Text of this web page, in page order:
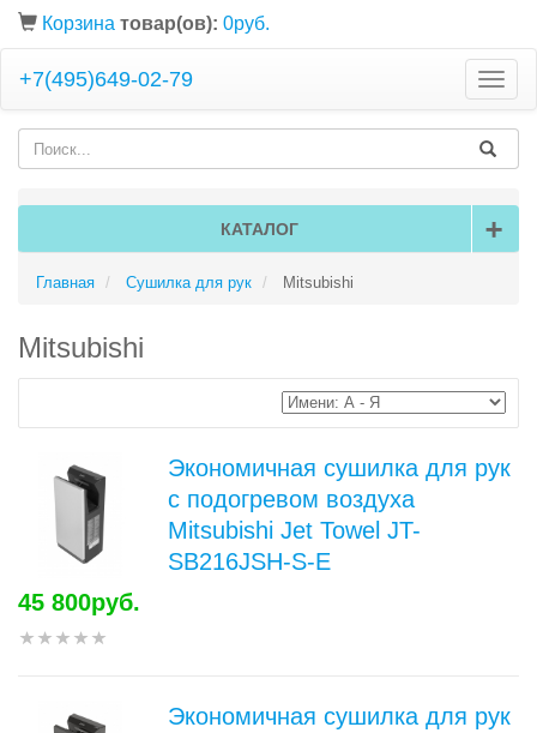
Корзина товар(ов): 0руб.
Toggle
+7(495)649-02-79
КАТАЛОГ +
Главная Сушилка для рук Mitsubishi
Mitsubishi
Экономичная сушилка для рук
с подогревом воздуха
Mitsubishi Jet Towel JT-
SB216JSH-S-E
45 800руб.
Экономичная сушилка для рук